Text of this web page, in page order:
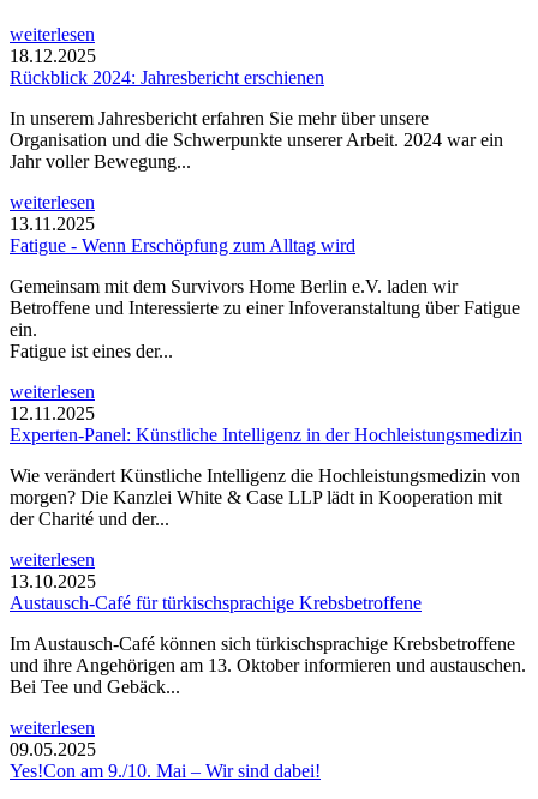
weiterlesen
18.12.2025
Rückblick 2024: Jahresbericht erschienen
In unserem Jahresbericht erfahren Sie mehr über unsere
Organisation und die Schwerpunkte unserer Arbeit. 2024 war ein
Jahr voller Bewegung...
weiterlesen
13.11.2025
Fatigue - Wenn Erschöpfung zum Alltag wird
Gemeinsam mit dem Survivors Home Berlin e.V. laden wir
Betroffene und Interessierte zu einer Infoveranstaltung über Fatigue
ein.
Fatigue ist eines der...
weiterlesen
12.11.2025
Experten-Panel: Künstliche Intelligenz in der Hochleistungsmedizin
Wie verändert Künstliche Intelligenz die Hochleistungsmedizin von
morgen? Die Kanzlei White & Case LLP lädt in Kooperation mit
der Charité und der...
weiterlesen
13.10.2025
Austausch-Café für türkischsprachige Krebsbetroffene
Im Austausch-Café können sich türkischsprachige Krebsbetroffene
und ihre Angehörigen am 13. Oktober informieren und austauschen.
Bei Tee und Gebäck...
weiterlesen
09.05.2025
Yes!Con am 9./10. Mai – Wir sind dabei!